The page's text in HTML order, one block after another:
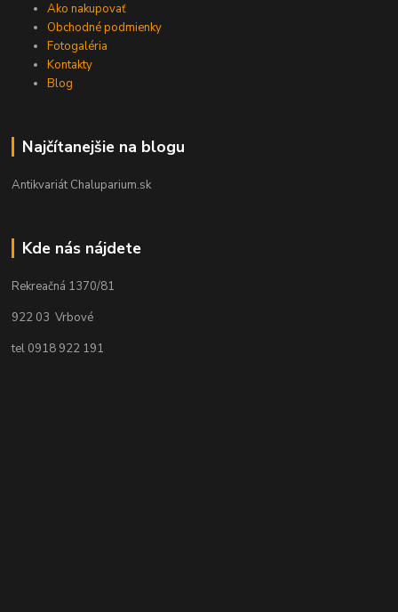
Ako nakupovať
Obchodné podmienky
Fotogaléria
Kontakty
Blog
Najčítanejšie na blogu
Antikvariát Chaluparium.sk
Kde nás nájdete
Rekreačná 1370/81
922 03 Vrbové
tel 0918 922 191